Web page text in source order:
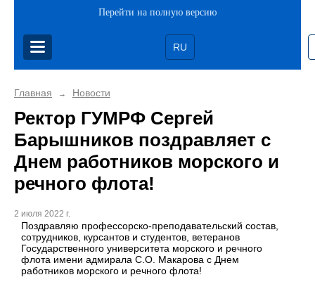
Перейти на полную версию
RU
Главная → Новости
Ректор ГУМРФ Сергей
Барышников поздравляет с
Днем работников морского и
речного флота!
2 июля 2022 г.
Поздравляю профессорско-преподавательский состав,
сотрудников, курсантов и студентов, ветеранов
Государственного университета морского и речного
флота имени адмирала С.О. Макарова с Днем
работников морского и речного флота!